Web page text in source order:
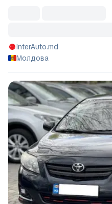
InterAuto.md
Молдова